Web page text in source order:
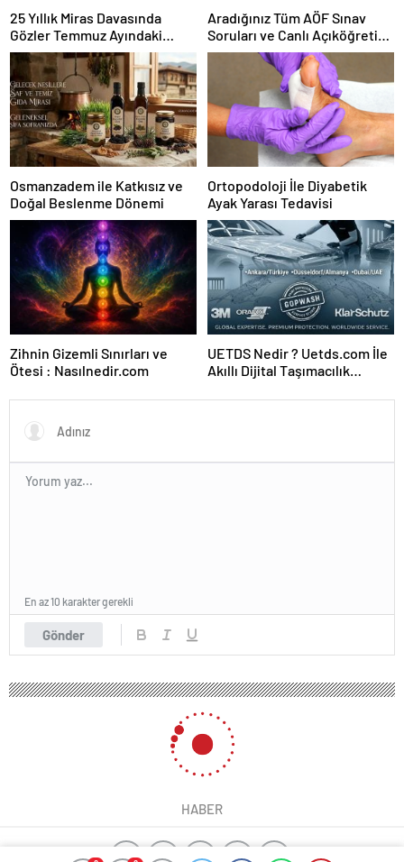
25 Yıllık Miras Davasında
Gözler Temmuz Ayındaki
Karar Duruşmasına Çevrildi
Aradığınız Tüm AÖF Sınav
Soruları ve Canlı Açıköğretim
Forumu Burada
Osmanzadem ile Katkısız ve
Doğal Beslenme Dönemi
Ortopodoloji İle Diyabetik
Ayak Yarası Tedavisi
Zihnin Gizemli Sınırları ve
Ötesi : Nasılnedir.com
UETDS Nedir ? Uetds.com İle
Akıllı Dijital Taşımacılık
Gönder
En az 10 karakter gerekli
HABER